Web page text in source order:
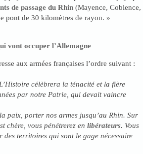
de passage du Rhin(Mayence, Coblence,
pont de 30 kilomètres de rayon. »
vont occuper l’Allemagne
aux armées françaises l’ordre suivant :
célèbrera la ténacité et la fière
par notre Patrie, qui devait vaincre
paix, porter nos armes jusqu’au Rhin. Sur
chère, vous pénétrerez en libérateurs. Vous
territoires qui sont le gage nécessaire